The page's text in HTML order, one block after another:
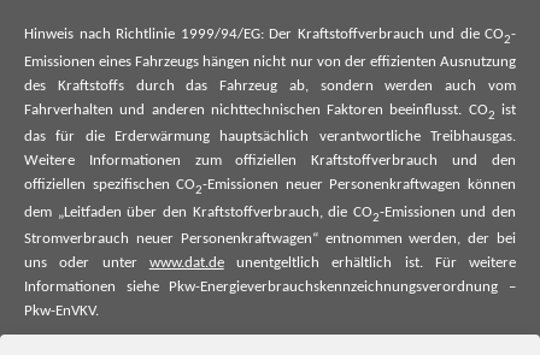
Hinweis nach Richtlinie 1999/94/EG: Der Kraftstoffverbrauch und die CO2-
Emissionen eines Fahrzeugs hängen nicht nur von der effizienten Ausnutzung
des Kraftstoffs durch das Fahrzeug ab, sondern werden auch vom
Fahrverhalten und anderen nichttechnischen Faktoren beeinflusst. CO2 ist
das für die Erderwärmung hauptsächlich verantwortliche Treibhausgas.
Weitere Informationen zum offiziellen Kraftstoffverbrauch und den
offiziellen spezifischen CO2-Emissionen neuer Personenkraftwagen können
dem „Leitfaden über den Kraftstoffverbrauch, die CO2-Emissionen und den
Stromverbrauch neuer Personenkraftwagen“ entnommen werden, der bei
uns oder unter www.dat.deunentgeltlich erhältlich ist. Für weitere
Informationen siehe Pkw-Energieverbrauchskennzeichnungsverordnung –
Pkw-EnVKV.